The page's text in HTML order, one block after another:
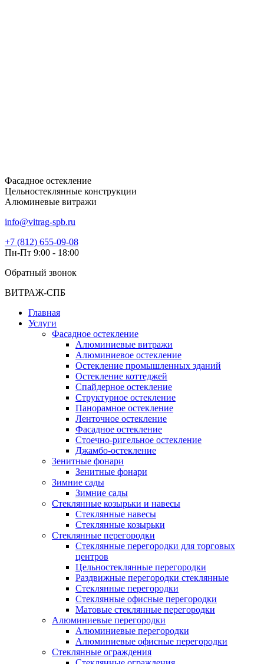
Фасадное остекление
Цельностеклянные конструкции
Алюминевые витражи
info@vitrag-spb.ru
+7 (812) 655-09-08
Пн-Пт 9:00 - 18:00
Обратный звонок
ВИТРАЖ-СПБ
Главная
Услуги
Фасадное остекление
Алюминиевые витражи
Алюминиевое остекление
Остекление промышленных зданий
Остекление коттеджей
Спайдерное остекление
Структурное остекление
Панорамное остекление
Ленточное остекление
Фасадное остекление
Стоечно-ригельное остекление
Джамбо-остекление
Зенитные фонари
Зенитные фонари
Зимние сады
Зимние сады
Стеклянные козырьки и навесы
Стеклянные навесы
Стеклянные козырьки
Стеклянные перегородки
Стеклянные перегородки для торговых
центров
Цельностеклянные перегородки
Раздвижные перегородки стеклянные
Стеклянные перегородки
Стеклянные офисные перегородки
Матовые стеклянные перегородки
Алюминиевые перегородки
Алюминиевые перегородки
Алюминиевые офисные перегородки
Стеклянные ограждения